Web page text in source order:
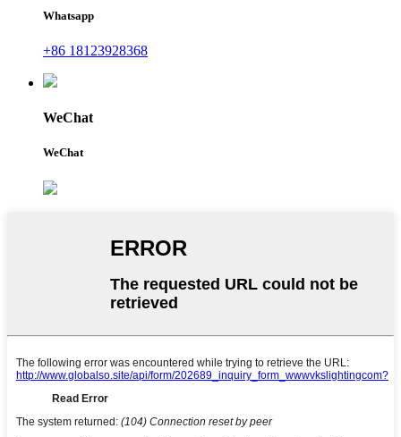
Whatsapp
+86 18123928368
WeChat
WeChat